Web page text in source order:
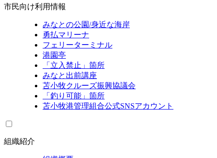
市民向け利用情報
みなとの公園/身近な海岸
勇払マリーナ
フェリーターミナル
港園亭
「立入禁止」箇所
みなと出前講座
苫小牧クルーズ振興協議会
「釣り可能」箇所
苫小牧港管理組合公式SNSアカウント
組織紹介